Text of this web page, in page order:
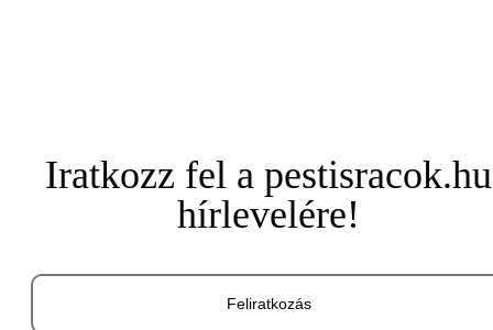
Iratkozz fel a pestisracok.hu
hírlevelére!
Feliratkozás